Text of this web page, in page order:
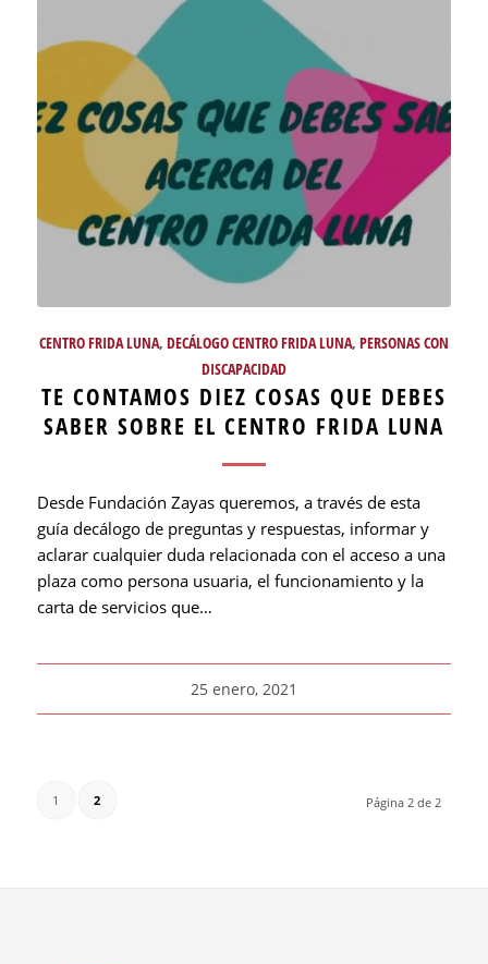
CENTRO FRIDA LUNA, DECÁLOGO CENTRO FRIDA LUNA, PERSONAS CON
DISCAPACIDAD
TE CONTAMOS DIEZ COSAS QUE DEBES
SABER SOBRE EL CENTRO FRIDA LUNA
Desde Fundación Zayas queremos, a través de esta
guía decálogo de preguntas y respuestas, informar y
aclarar cualquier duda relacionada con el acceso a una
plaza como persona usuaria, el funcionamiento y la
carta de servicios que…
25 enero, 2021
Página 2 de 2
1 2